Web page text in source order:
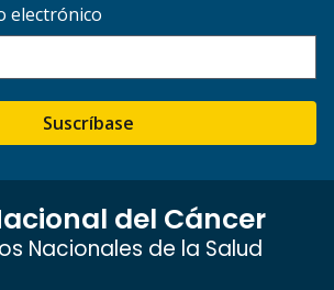
electrónico
Suscríbase
del Cáncer
Nacionales de la Salud